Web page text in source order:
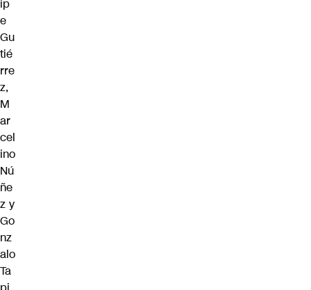
ip
e
Gu
tié
rre
z,
M
ar
cel
ino
Nú
ñe
z y
Go
nz
alo
Ta